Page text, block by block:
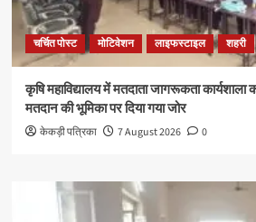
चर्चित पोस्ट मोटिवेशन लाइफस्टाइल शहरी
कृषि महाविद्यालय में मतदाता जागरूकता
मतदान की भूमिका पर दिया गया जोर
केकड़ी पत्रिका 7 August 2026 0